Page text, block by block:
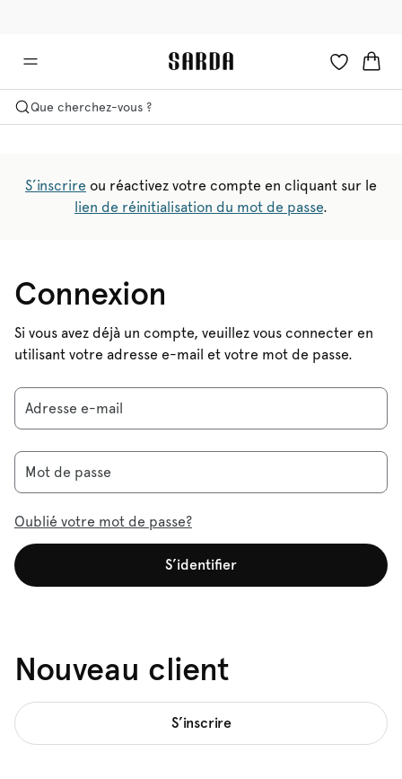
Que cherchez-vous ?
S’inscrire ou réactivez votre compte en cliquant sur le
lien de réinitialisation du mot de passe.
Connexion
Si vous avez déjà un compte, veuillez vous connecter en
utilisant votre adresse e-mail et votre mot de passe.
Adresse e-mail
Mot de passe
Oublié votre mot de passe?
S’identifier
Nouveau client
S’inscrire